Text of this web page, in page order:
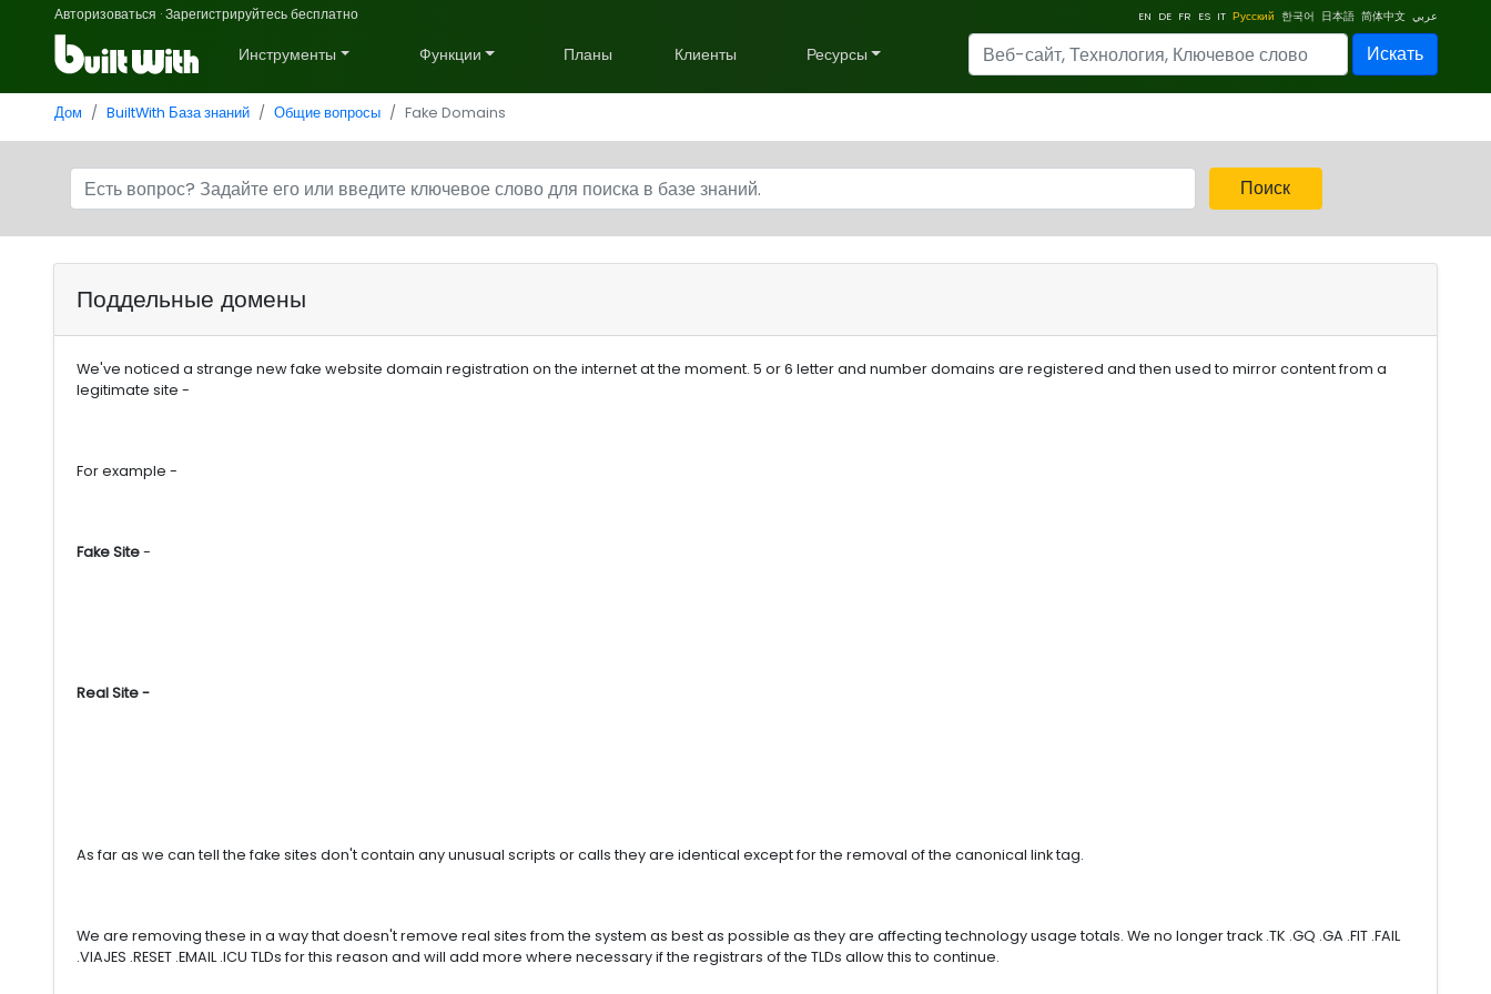
Авторизоваться ·Зарегистрируйтесь бесплатно EN DE FR ES IT Русский 한국어 日本語 简体中文 عربي
Инструменты Функции Планы Клиенты Ресурсы Искать
Дом BuiltWith База знаний Общие вопросы Fake Domains
Поиск
Поддельные домены
We've noticed a strange new fake website domain registration on the internet at the moment. 5 or 6 letter and number domains are registered and then used to mirror content from a
legitimate site -
For example -
Fake Site-
Real Site -
As far as we can tell the fake sites don't contain any unusual scripts or calls they are identical except for the removal of the canonical link tag.
We are removing these in a way that doesn't remove real sites from the system as best as possible as they are affecting technology usage totals. We no longer track .TK .GQ .GA .FIT .FAIL
.VIAJES .RESET .EMAIL .ICU TLDs for this reason and will add more where necessary if the registrars of the TLDs allow this to continue.